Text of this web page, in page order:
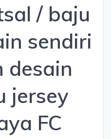
/ baju
sendiri
desain
jersey
FC